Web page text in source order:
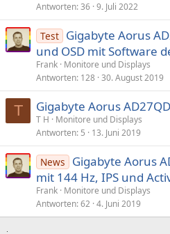
Antworten 36 9. Juli 2022
Test Gigabyte Aorus
und OSD mit Software
Frank Monitore und Displays
Antworten 128 30. August 2019
T Gigabyte Aorus
T H
Monitore und Displays
Antworten 5 13. Juni 2019
News
Gigabyte Aorus
mit 144 Hz, IPS und
Frank Monitore und Displays
Antworten 62 4. Juni 2019